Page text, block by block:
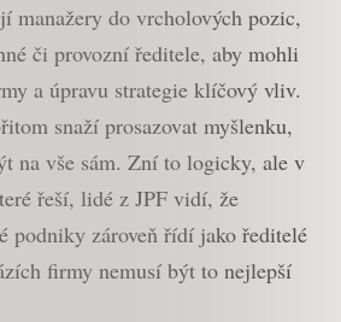
manažery do vrcholových pozic,
či provozní ředitele, aby mohli
a úpravu strategie klíčový vliv.
snaží prosazovat myšlenku,
na vše sám. Zní to logicky, ale v
řeší, lidé z JPF vidí, že
podniky zároveň řídí jako ředitelé
firmy nemusí být to nejlepší